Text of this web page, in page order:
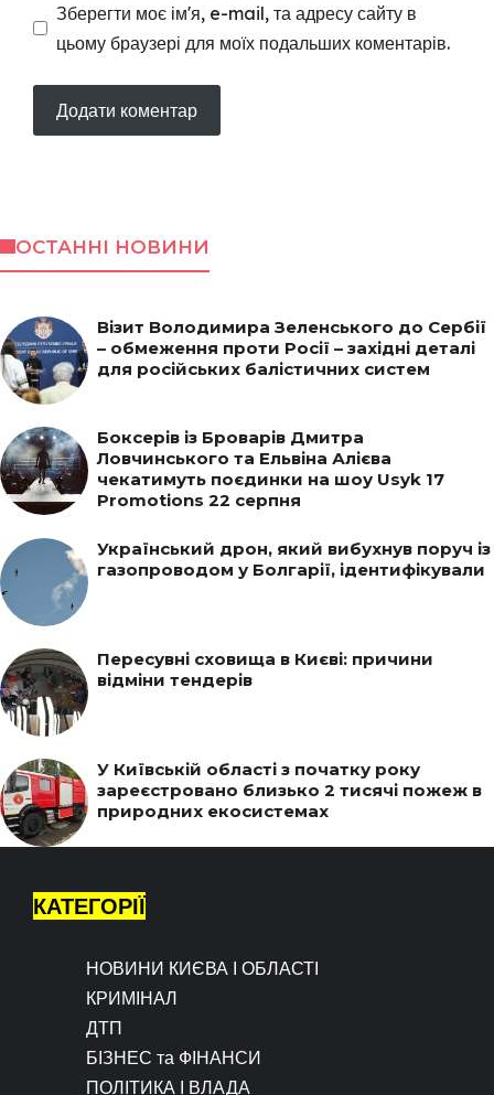
Зберегти моє ім'я, e-mail, та адресу сайту в
цьому браузері для моїх подальших коментарів.
ОСТАННІ НОВИНИ
Візит Володимира Зеленського до Сербії
– обмеження проти Росії – західні деталі
для російських балістичних систем
Боксерів із Броварів Дмитра
Ловчинського та Ельвіна Алієва
чекатимуть поєдинки на шоу Usyk 17
Promotions 22 серпня
Український дрон, який вибухнув поруч із
газопроводом у Болгарії, ідентифікували
Пересувні сховища в Києві: причини
відміни тендерів
У Київській області з початку року
зареєстровано близько 2 тисячі пожеж в
природних екосистемах
КАТЕГОРІЇ
НОВИНИ КИЄВА І ОБЛАСТІ
КРИМІНАЛ
ДТП
БІЗНЕС та ФІНАНСИ
ПОЛІТИКА І ВЛАДА